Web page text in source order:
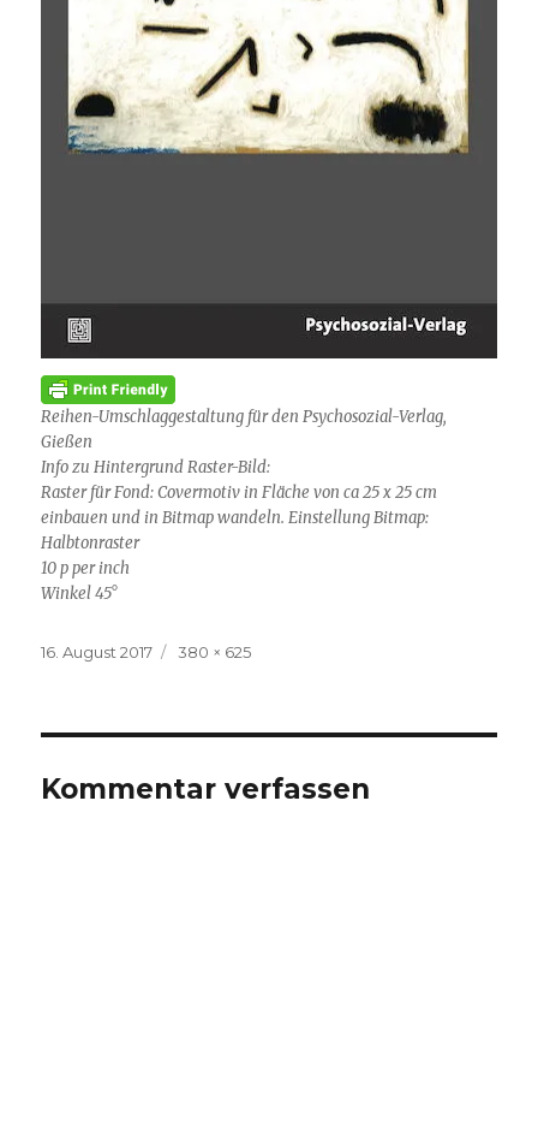
Reihen-Umschlaggestaltung für den Psychosozial-Verlag,
Gießen
Info zu Hintergrund Raster-Bild:
Raster für Fond: Covermotiv in Fläche von ca 25 x 25 cm
einbauen und in Bitmap wandeln. Einstellung Bitmap:
Halbtonraster
10 p per inch
Winkel 45°
Veröffentlicht
16. August 2017
Volle
380 × 625
Kommentar verfassen